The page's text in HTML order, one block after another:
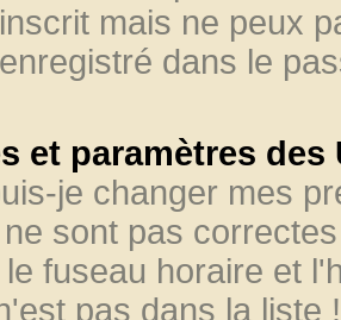
mais ne peux
dans le
et paramètres
je changer mes
sont pas
fuseau horaire et
pas dans la liste !